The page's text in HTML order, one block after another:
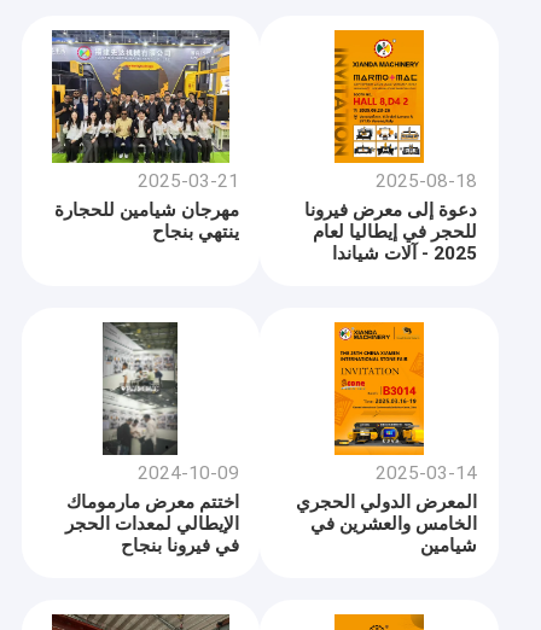
2025-08-18
دعوة إلى معرض فيرونا
للحجر في إيطاليا لعام
2025 - آلات شياندا
2025-03-21
مهرجان شيامين للحجارة
ينتهي بنجاح
2025-03-14
المعرض الدولي الحجري
الخامس والعشرين في
شيامين
2024-10-09
اختتم معرض مارموماك
الإيطالي لمعدات الحجر
في فيرونا بنجاح